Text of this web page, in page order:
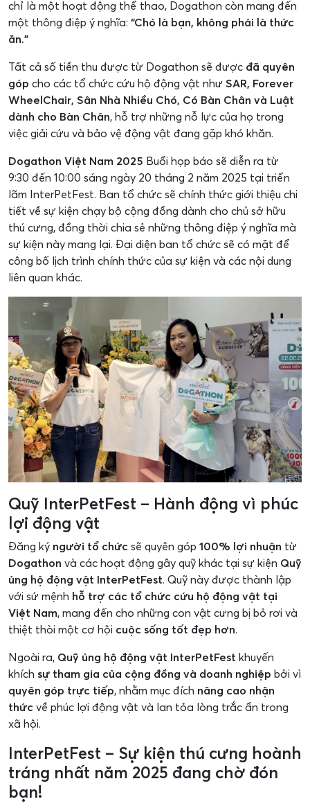
chỉ là một hoạt động thể thao, Dogathon còn mang đến
một thông điệp ý nghĩa: “Chó là bạn, không phải là thức
ăn.”
Tất cả số tiền thu được từ Dogathon sẽ được đã quyên
góp cho các tổ chức cứu hộ động vật như SAR, Forever
WheelChair, Sân Nhà Nhiều Chó, Có Bàn Chân và Luật
dành cho Bàn Chân, hỗ trợ những nỗ lực của họ trong
việc giải cứu và bảo vệ động vật đang gặp khó khăn.
Dogathon Việt Nam 2025 Buổi họp báo sẽ diễn ra từ
9:30 đến 10:00 sáng ngày 20 tháng 2 năm 2025 tại triển
lãm InterPetFest. Ban tổ chức sẽ chính thức giới thiệu chi
tiết về sự kiện chạy bộ cộng đồng dành cho chủ sở hữu
thú cưng, đồng thời chia sẻ những thông điệp ý nghĩa mà
sự kiện này mang lại. Đại diện ban tổ chức sẽ có mặt để
công bố lịch trình chính thức của sự kiện và các nội dung
liên quan khác.
Quỹ InterPetFest – Hành động vì phúc
lợi động vật
Đăng ký người tổ chức sẽ quyên góp 100% lợi nhuận từ
Dogathon và các hoạt động gây quỹ khác tại sự kiện Quỹ
ủng hộ động vật InterPetFest. Quỹ này được thành lập
với sứ mệnh hỗ trợ các tổ chức cứu hộ động vật tại
Việt Nam, mang đến cho những con vật cưng bị bỏ rơi và
thiệt thòi một cơ hội cuộc sống tốt đẹp hơn.
Ngoài ra, Quỹ ủng hộ động vật InterPetFest khuyến
khích sự tham gia của cộng đồng và doanh nghiệp bởi vì
quyên góp trực tiếp, nhằm mục đích nâng cao nhận
thức về phúc lợi động vật và lan tỏa lòng trắc ẩn trong
xã hội.
InterPetFest – Sự kiện thú cưng hoành
tráng nhất năm 2025 đang chờ đón
bạn!